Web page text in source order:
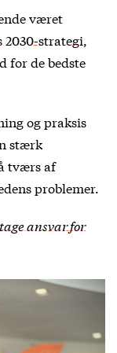
været
2030-strategi
for de bedste
og praksis
stærk
tværs af
problemer.
ansvar for